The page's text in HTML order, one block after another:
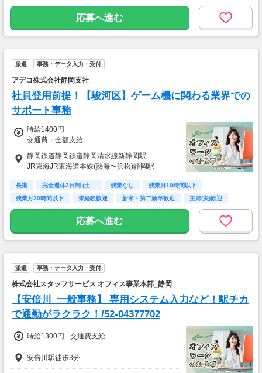
交通費支給
応募へ進む
派遣 事務・データ入力・受付
アデコ株式会社静岡支社
社員登用前提！【駿河区】ゲーム機に関わる業界での
サポート事務
時給1400円
交通費：全額支給
静岡鉄道静岡鉄道静岡清水線新静岡駅
JR東海JR東海道本線(熱海〜浜松)静岡駅
長期 完全週休2日制 (土… 残業なし
残業月10時間以下
残業月20時間以下
未経験歓迎 新卒・第二新卒歓迎
主婦(夫)歓迎
交通費支給
応募へ進む
派遣 事務・データ入力・受付
株式会社スタッフサービス オフィス事業本部_静岡
【安倍川_一般事務】 専用システム入力など！駅チカ
で通勤がラクラク！/52-04377702
時給1300円 +交通費支給
安倍川駅徒歩3分